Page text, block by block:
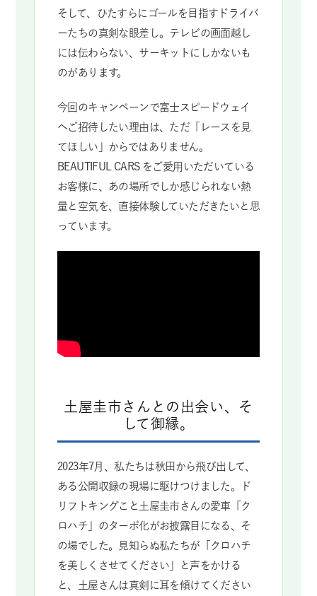
そして、ひたすらにゴールを目指すドライバ
ーたちの真剣な眼差し。テレビの画面越し
には伝わらない、サーキットにしかないも
のがあります。
今回のキャンペーンで富士スピードウェイ
へご招待したい理由は、ただ「レースを見
てほしい」からではありません。
BEAUTIFUL CARS をご愛用いただいている
お客様に、あの場所でしか感じられない熱
量と空気を、直接体験していただきたいと思
っています。
土屋圭市さんとの出会い、そ
して御縁。
2023年7月、私たちは秋田から飛び出して、
ある公開収録の現場に駆けつけました。ド
リフトキングこと土屋圭市さんの愛車「ク
ロハチ」のターボ化がお披露目になる、そ
の場でした。見知らぬ私たちが「クロハチ
を美しくさせてください」と声をかける
と、土屋さんは真剣に耳を傾けてください